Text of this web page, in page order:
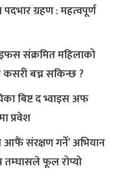
पदभार ग्रहण : महत्वपूर्ण
संक्रमित महिलाको
कसरी बच्न सकिन्छ ?
बिष्ट द भ्वाइस अफ
प्रवेश
संरक्षण गर्ने’ अभियान
फूल रोप्यो